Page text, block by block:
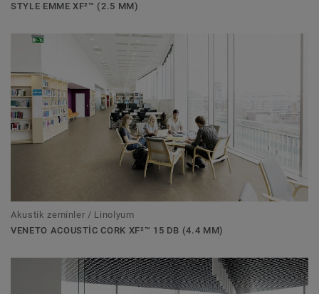
STYLE EMME XF²™ (2.5 MM)
Akustik zeminler / Linolyum
VENETO ACOUSTIC CORK XF²™ 15 DB (4.4 MM)